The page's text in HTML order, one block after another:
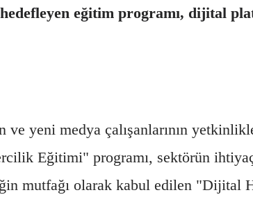
eğitim programı, dijital
yeni medya çalışanlarının
Eğitimi" programı, sektörün
mutfağı olarak kabul edilen "Dijital